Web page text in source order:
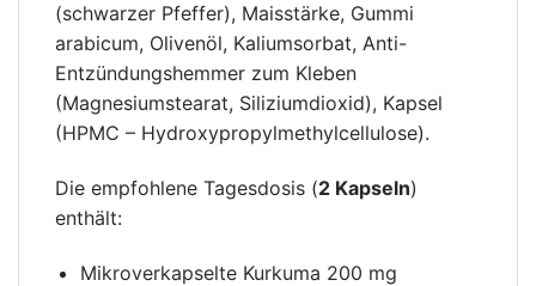
(schwarzer Pfeffer), Maisstärke, Gummi
arabicum, Olivenöl, Kaliumsorbat, Anti-
Entzündungshemmer zum Kleben
(Magnesiumstearat, Siliziumdioxid), Kapsel
(HPMC – Hydroxypropylmethylcellulose).
Die empfohlene Tagesdosis (2 Kapseln)
enthält:
Mikroverkapselte Kurkuma 200 mg